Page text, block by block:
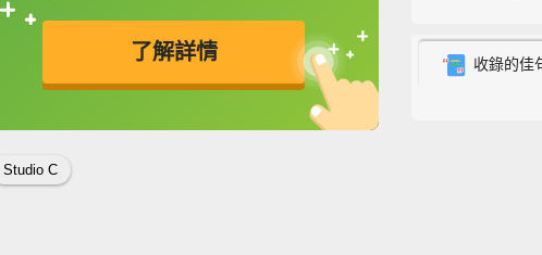
了解詳情
接查字典喔！
英
Studio C
Quite a few,
收錄的佳